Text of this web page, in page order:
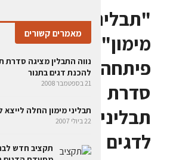
"תבליני
מימון"
פיתחה
סדרת
תבלינים
לדגים
מאמרים קשורים
נווה התבלין מציגה סדרת
להכנת דגים בתנור
21 בספטמבר 2008
תבליני מימון החלה
22 ביולי 2007
תקציב חדש